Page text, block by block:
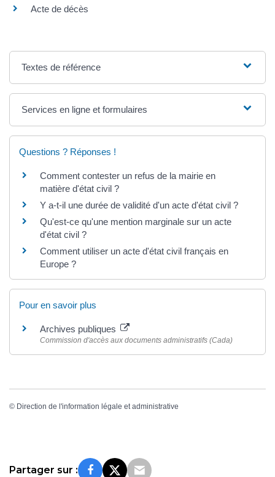
Acte de décès
Textes de référence
Services en ligne et formulaires
Questions ? Réponses !
Comment contester un refus de la mairie en
matière d'état civil ?
Y a-t-il une durée de validité d'un acte d'état civil ?
Qu'est-ce qu'une mention marginale sur un acte
d'état civil ?
Comment utiliser un acte d'état civil français en
Europe ?
Pour en savoir plus
Archives publiques
Commission d'accès aux documents administratifs (Cada)
© Direction de l'information légale et administrative
Partager sur :